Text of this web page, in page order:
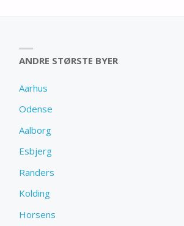
ANDRE STØRSTE BYER
Aarhus
Odense
Aalborg
Esbjerg
Randers
Kolding
Horsens